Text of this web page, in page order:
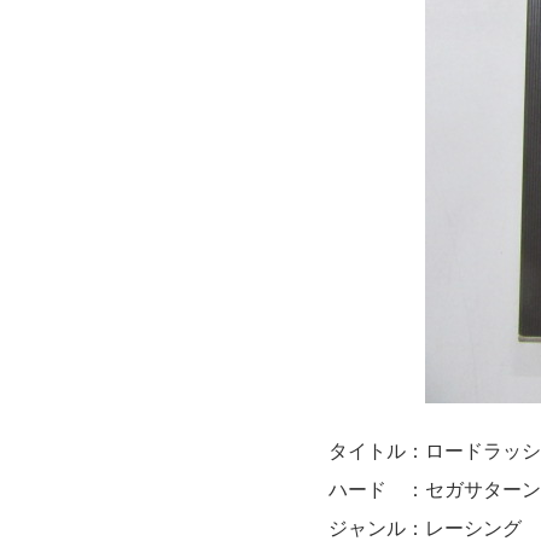
タイトル：ロードラッ
ハード ：セガサターン
ジャンル：レーシング